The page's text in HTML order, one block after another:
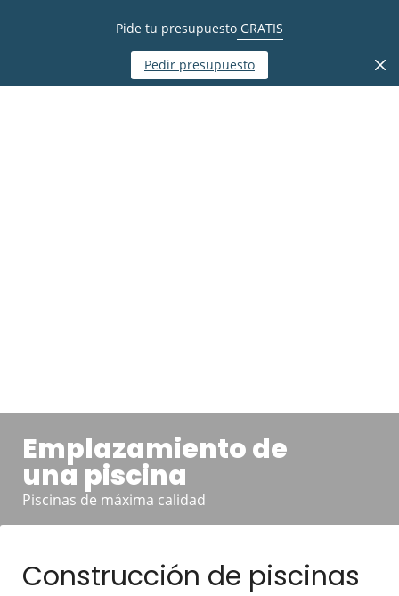
Pide tu presupuesto GRATIS
Pedir presupuesto
Emplazamiento de
una piscina
Piscinas de máxima calidad
Construcción de piscinas